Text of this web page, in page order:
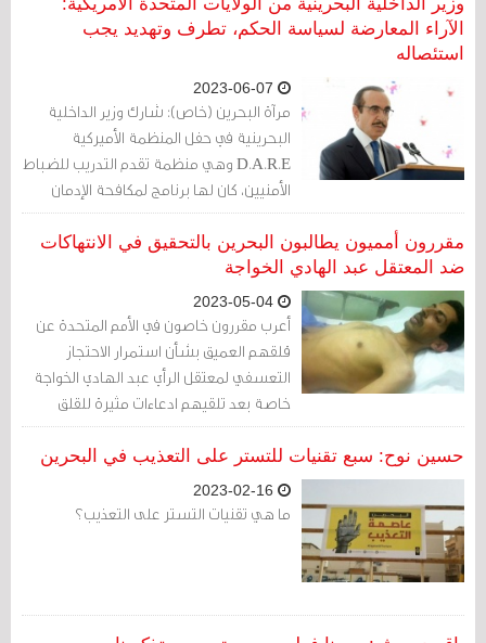
الآراء المعارضة لسياسة الحكم، تطرف وتهديد يجب
استئصاله
مرآة البحرين (خاص): شارك وزير الداخلية
البحرينية في حفل المنظمة الأميركية
D.A.R.E وهي منظمة تقدم التدريب للضباط
الأمنيين، كان لها برنامج لمكافحة الإدمان
اسمه "معًا" ثم تحوّل إلى برنامج لمكافحة
العنف والإدمان.
مقررون أمميون يطالبون البحرين بالتحقيق في الانتهاكات
ضد المعتقل عبد الهادي الخواجة
أعرب مقررون خاصون في الأمم المتحدة عن
قلقهم العميق بشأن استمرار الاحتجاز
التعسفي لمعتقل الرأي عبد الهادي الخواجة
خاصة بعد تلقيهم ادعاءات مثيرة للقلق
بشأن تعريضه للتعذيب وسوء المعاملة
بالإضافة إلى سوء ظروف السجن ادعاءات
تعذيبه وضروب المعاملة أو العقوبة القاسية
أو اللاإنسانية والمهينة وانتهاك حقوقه،
حسين نوح: سبع تقنيات للتستر على التعذيب في البحرين
ما هي تقنيات التستر على التعذيب؟